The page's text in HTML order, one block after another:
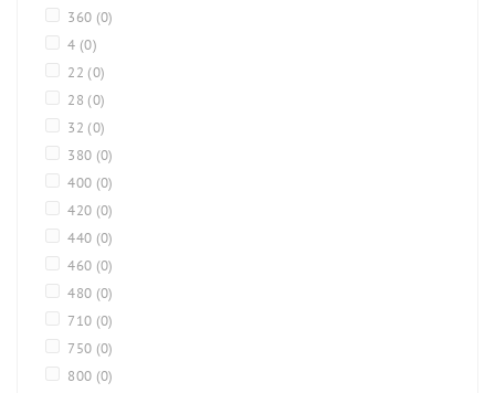
360 (0)
4 (0)
22 (0)
28 (0)
32 (0)
380 (0)
400 (0)
420 (0)
440 (0)
460 (0)
480 (0)
710 (0)
750 (0)
800 (0)